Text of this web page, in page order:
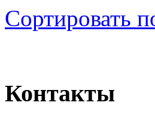
Сортировать
Контакты